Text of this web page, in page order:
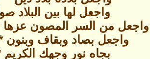
واجعل لها بين البلاد
واجعل من السر المصون
واجعل بصاد وبقاف
بجاه نور وجهك